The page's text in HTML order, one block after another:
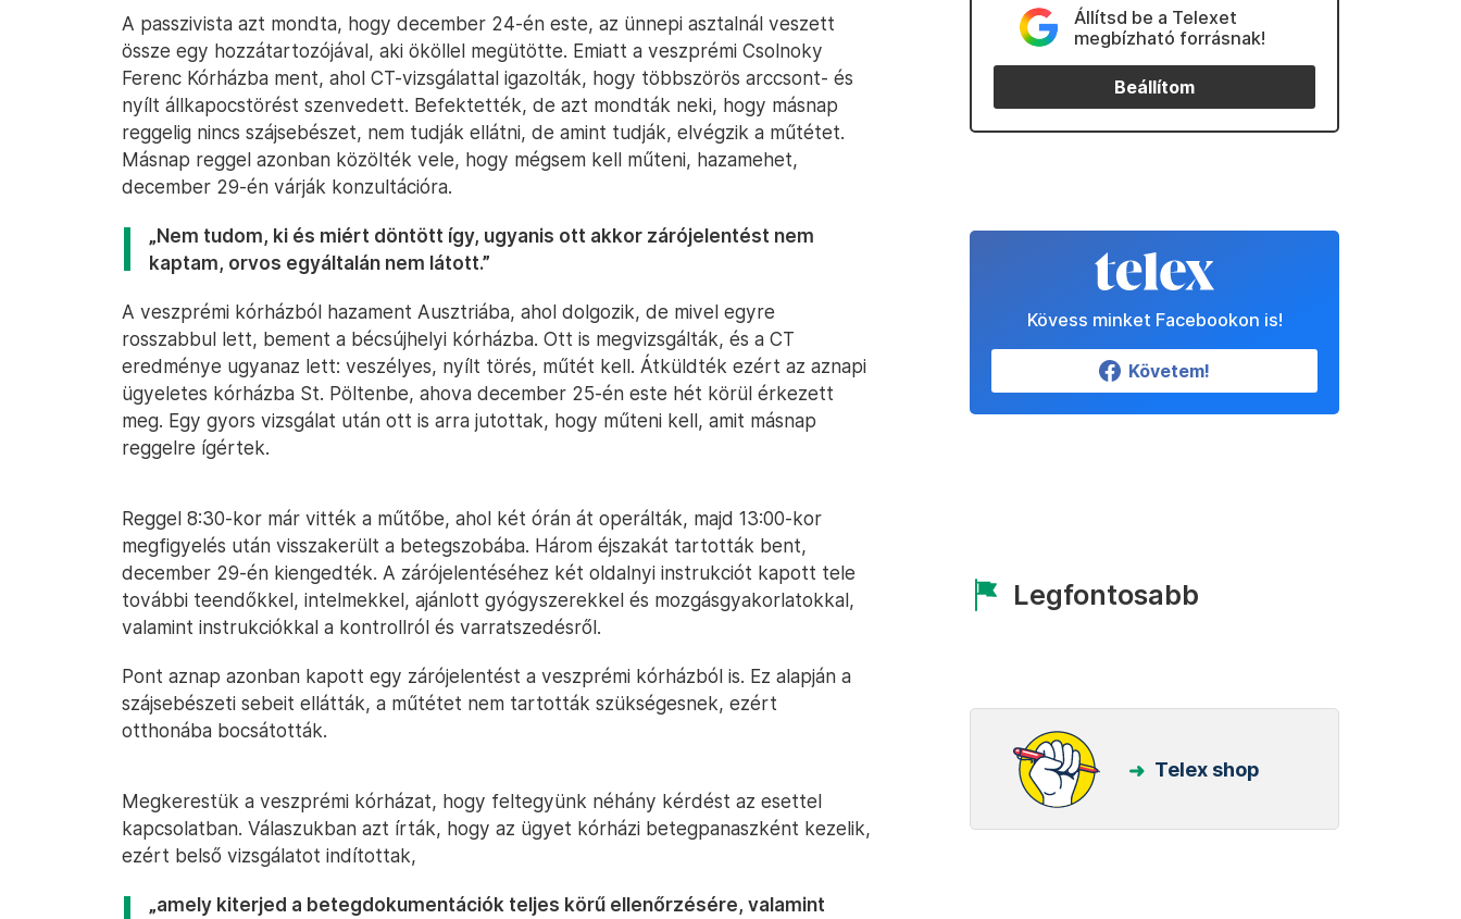
A passzivista azt mondta, hogy december 24-én este, az ünnepi asztalnál veszett
össze egy hozzátartozójával, aki ököllel megütötte. Emiatt a veszprémi Csolnoky
Ferenc Kórházba ment, ahol CT-vizsgálattal igazolták, hogy többszörös arccsont- és
nyílt állkapocstörést szenvedett. Befektették, de azt mondták neki, hogy másnap
reggelig nincs szájsebészet, nem tudják ellátni, de amint tudják, elvégzik a műtétet.
Másnap reggel azonban közölték vele, hogy mégsem kell műteni, hazamehet,
december 29-én várják konzultációra.
„Nem tudom, ki és miért döntött így, ugyanis ott akkor zárójelentést nem
kaptam, orvos egyáltalán nem látott.”
A veszprémi kórházból hazament Ausztriába, ahol dolgozik, de mivel egyre
rosszabbul lett, bement a bécsújhelyi kórházba. Ott is megvizsgálták, és a CT
eredménye ugyanaz lett: veszélyes, nyílt törés, műtét kell. Átküldték ezért az aznapi
ügyeletes kórházba St. Pöltenbe, ahova december 25-én este hét körül érkezett
meg. Egy gyors vizsgálat után ott is arra jutottak, hogy műteni kell, amit másnap
reggelre ígértek.
Reggel 8:30-kor már vitték a műtőbe, ahol két órán át operálták, majd 13:00-kor
megfigyelés után visszakerült a betegszobába. Három éjszakát tartották bent,
december 29-én kiengedték. A zárójelentéséhez két oldalnyi instrukciót kapott tele
további teendőkkel, intelmekkel, ajánlott gyógyszerekkel és mozgásgyakorlatokkal,
valamint instrukciókkal a kontrollról és varratszedésről.
Pont aznap azonban kapott egy zárójelentést a veszprémi kórházból is. Ez alapján a
szájsebészeti sebeit ellátták, a műtétet nem tartották szükségesnek, ezért
otthonába bocsátották.
Megkerestük a veszprémi kórházat, hogy feltegyünk néhány kérdést az esettel
kapcsolatban. Válaszukban azt írták, hogy az ügyet kórházi betegpanaszként kezelik,
ezért belső vizsgálatot indítottak,
„amely kiterjed a betegdokumentációk teljes körű ellenőrzésére, valamint
Állítsd be a Telexet
megbízható forrásnak!
Beállítom
Kövess minket Facebookon is!
Követem!
Legfontosabb
Telex shop